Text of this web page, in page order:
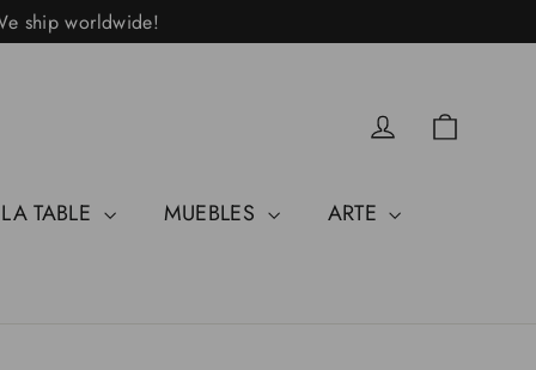
ship worldwide!
Acceder
TABLE MUEBLES
ARTE